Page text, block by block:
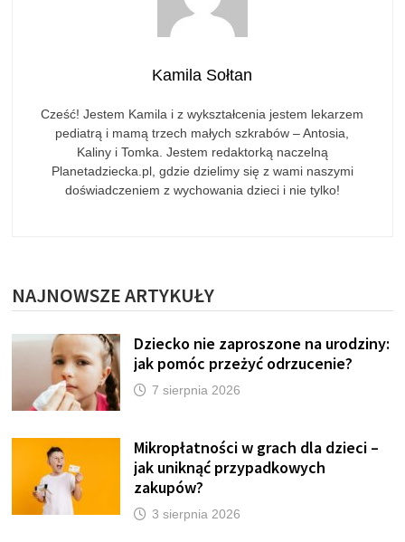
Kamila Sołtan
Cześć! Jestem Kamila i z wykształcenia jestem lekarzem
pediatrą i mamą trzech małych szkrabów – Antosia,
Kaliny i Tomka. Jestem redaktorką naczelną
Planetadziecka.pl, gdzie dzielimy się z wami naszymi
doświadczeniem z wychowania dzieci i nie tylko!
NAJNOWSZE ARTYKUŁY
Dziecko nie zaproszone na urodziny:
jak pomóc przeżyć odrzucenie?
7 sierpnia 2026
Mikropłatności w grach dla dzieci –
jak uniknąć przypadkowych
zakupów?
3 sierpnia 2026